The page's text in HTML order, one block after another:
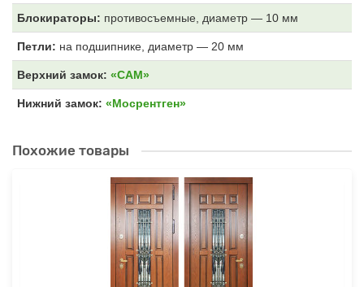
Блокираторы: противосъемные, диаметр — 10 мм
Петли: на подшипнике, диаметр — 20 мм
Верхний замок: «САМ»
Нижний замок: «Мосрентген»
Похожие товары